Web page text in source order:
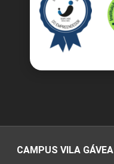
CAMPUS VILA GÁVEA